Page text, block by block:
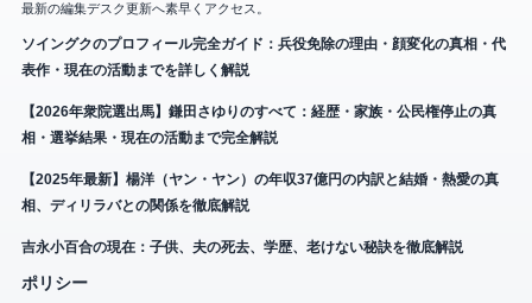
最新の編集デスク更新へ素早くアクセス。
ソイングクのプロフィール完全ガイド：兵役免除の理由・顔変化の真相・代
表作・現在の活動までを詳しく解説
【2026年衆院選出馬】鎌田さゆりのすべて：経歴・家族・公民権停止の真
相・選挙結果・現在の活動まで完全解説
【2025年最新】楊洋（ヤン・ヤン）の年収37億円の内訳と結婚・熱愛の真
相、ディリラバとの関係を徹底解説
吉永小百合の現在：子供、夫の死去、学歴、老けない秘訣を徹底解説
ポリシー